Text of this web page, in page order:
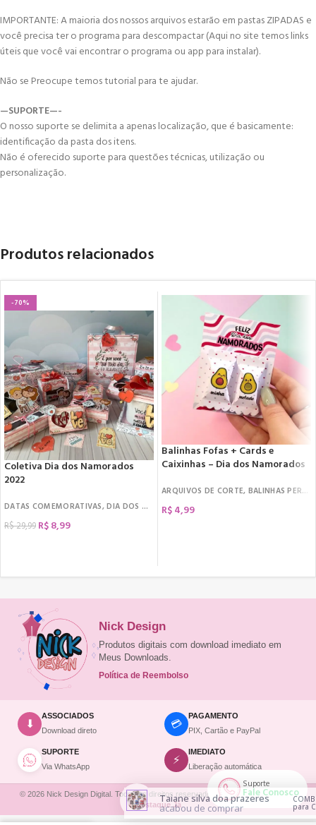
IMPORTANTE: A maioria dos nossos arquivos estarão em pastas ZIPADAS e
você precisa ter o programa para descompactar (Aqui no site temos links
úteis que você vai encontrar o programa ou app para instalar).
Não se Preocupe temos tutorial para te ajudar.
—SUPORTE—-
O nosso suporte se delimita a apenas localização, que é basicamente:
identificação da pasta dos itens.
Não é oferecido suporte para questões técnicas, utilização ou
personalização.
Produtos relacionados
-70%
Coletiva Dia dos Namorados
2022
DATAS COMEMORATIVAS,DIA DOS NAMORADOS ,
R$29,99 R$8,99
Balinhas Fofas + Cards e
Caixinhas – Dia dos Namorados
ARQUIVOS DE CORTE, BALINHAS PERSONALIZADAS
R$4,99
Suporte
Fale Conosco
Nick Design
Produtos digitais com download imediato em
Meus Downloads.
Política de Reembolso
⬇
ASSOCIADOS
Download direto
💳
PAGAMENTO
PIX, Cartão e PayPal
SUPORTE
Via WhatsApp
⚡
IMEDIATO
Liberação automática
© 2026 Nick Design Digital. Todos os direitos reservados. | Site desenvolvido por
Destaque Já
Taiane silva doa prazeres
acabou de comprar
COMBO Pai nota 10 - Artes
para Canecas
Comprar agora